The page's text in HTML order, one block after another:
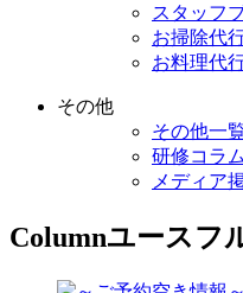
スタッフ
お掃除代
お料理代
その他
その他一
研修コラム
メディア
Columnユースフ